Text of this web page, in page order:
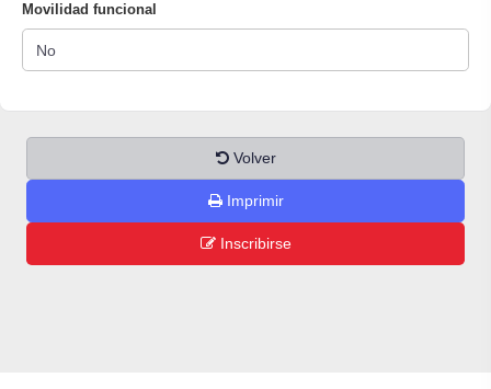
Movilidad funcional
Volver
Imprimir
Inscribirse